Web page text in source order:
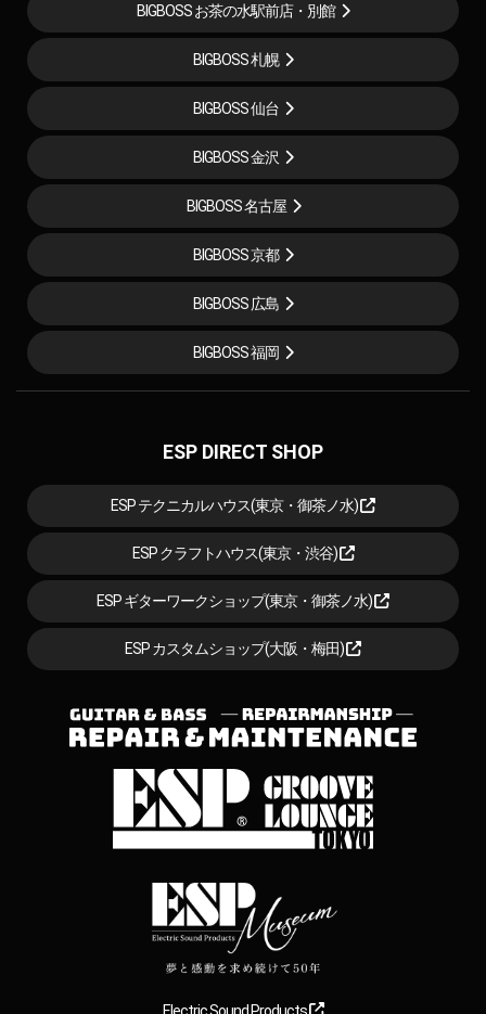
BIGBOSS お茶の水駅前店・別館
BIGBOSS 札幌
BIGBOSS 仙台
BIGBOSS 金沢
BIGBOSS 名古屋
BIGBOSS 京都
BIGBOSS 広島
BIGBOSS 福岡
ESP DIRECT SHOP
ESP テクニカルハウス(東京・御茶ノ水)
ESP クラフトハウス(東京・渋谷)
ESP ギターワークショップ(東京・御茶ノ水)
ESP カスタムショップ(大阪・梅田)
Electric Sound Products